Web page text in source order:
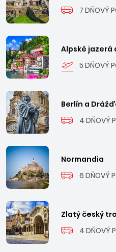
7 DŇOVÝ
Alpské jazerá
5 DŇOVÝ
Berlín a
4 DŇOVÝ
Normandia
6 DŇOVÝ
Zlatý český
4 DŇOVÝ